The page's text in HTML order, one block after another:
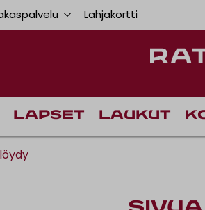
Lahjakortti
Lapset Laukut